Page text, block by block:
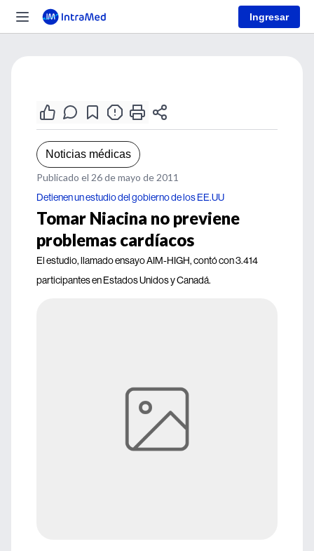
Ingresar
Noticias médicas
Publicado el 26 de mayo de 2011
Detienen un estudio del gobierno de los EE.UU
Tomar Niacina no previene
problemas cardíacos
El estudio, llamado ensayo AIM-HIGH, contó con 3.414
participantes en Estados Unidos y Canadá.